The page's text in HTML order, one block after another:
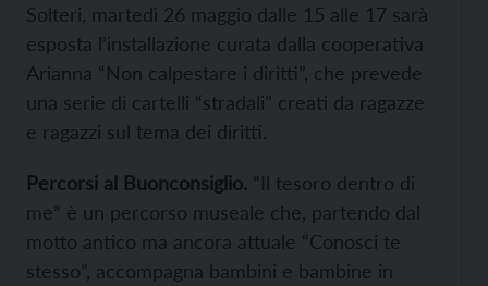
Solteri, martedì 26 maggio dalle 15 alle 17 sarà
esposta l’installazione curata dalla cooperativa
Arianna “Non calpestare i diritti”, che prevede
una serie di cartelli “stradali” creati da ragazze
e ragazzi sul tema dei diritti.
Percorsi al Buonconsiglio. “Il tesoro dentro di
me” è un percorso museale che, partendo dal
motto antico ma ancora attuale “Conosci te
stesso”, accompagna bambini e bambine in